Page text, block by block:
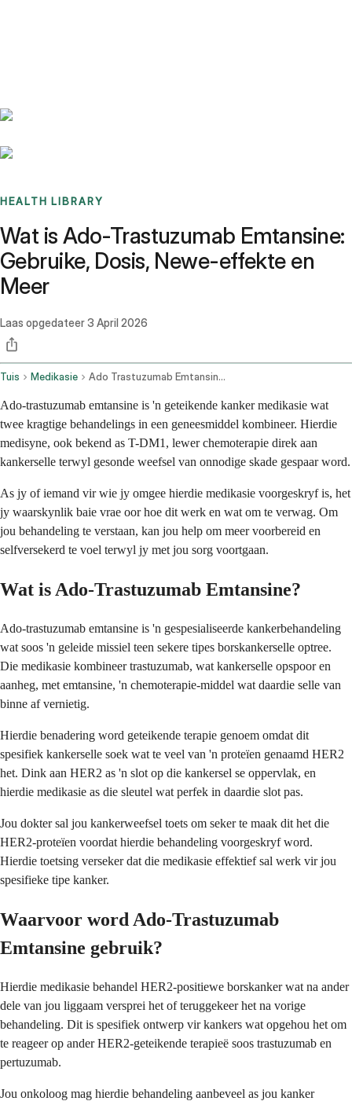
HEALTH LIBRARY
Wat is Ado-Trastuzumab Emtansine:
Gebruike, Dosis, Newe-effekte en
Meer
Laas opgedateer3 April 2026
Tuis Medikasie Ado Trastuzumab Emtansine Intravenous Route
Ado-trastuzumab emtansine is 'n geteikende kanker medikasie wat
twee kragtige behandelings in een geneesmiddel kombineer. Hierdie
medisyne, ook bekend as T-DM1, lewer chemoterapie direk aan
kankerselle terwyl gesonde weefsel van onnodige skade gespaar word.
As jy of iemand vir wie jy omgee hierdie medikasie voorgeskryf is, het
jy waarskynlik baie vrae oor hoe dit werk en wat om te verwag. Om
jou behandeling te verstaan, kan jou help om meer voorbereid en
selfversekerd te voel terwyl jy met jou sorg voortgaan.
Wat is Ado-Trastuzumab Emtansine?
Ado-trastuzumab emtansine is 'n gespesialiseerde kankerbehandeling
wat soos 'n geleide missiel teen sekere tipes borskankerselle optree.
Die medikasie kombineer trastuzumab, wat kankerselle opspoor en
aanheg, met emtansine, 'n chemoterapie-middel wat daardie selle van
binne af vernietig.
Hierdie benadering word geteikende terapie genoem omdat dit
spesifiek kankerselle soek wat te veel van 'n proteïen genaamd HER2
het. Dink aan HER2 as 'n slot op die kankersel se oppervlak, en
hierdie medikasie as die sleutel wat perfek in daardie slot pas.
Jou dokter sal jou kankerweefsel toets om seker te maak dit het die
HER2-proteïen voordat hierdie behandeling voorgeskryf word.
Hierdie toetsing verseker dat die medikasie effektief sal werk vir jou
spesifieke tipe kanker.
Waarvoor word Ado-Trastuzumab
Emtansine gebruik?
Hierdie medikasie behandel HER2-positiewe borskanker wat na ander
dele van jou liggaam versprei het of teruggekeer het na vorige
behandeling. Dit is spesifiek ontwerp vir kankers wat opgehou het om
te reageer op ander HER2-geteikende terapieë soos trastuzumab en
pertuzumab.
Jou onkoloog mag hierdie behandeling aanbeveel as jou kanker